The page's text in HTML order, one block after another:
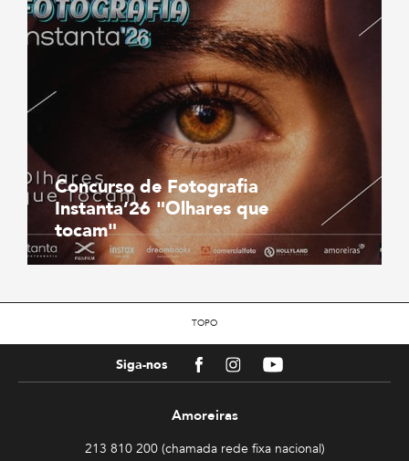
Concurso de Fotografia
Instanta’26 "Olhares que
tocam"
TOPO
Siga-nos FacebookInstagramYoutube
Amoreiras
213 810 200 (chamada rede fixa nacional)